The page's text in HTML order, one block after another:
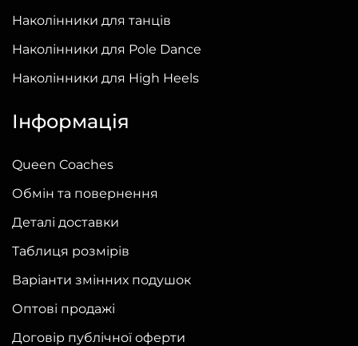
Наколінники для танців
Наколінники для Pole Dance
Наколінники для High Heels
Інформація
Queen Coaches
Обмін та повернення
Деталі доставки
Таблиця розмірів
Варіанти змінних подушок
Оптові продажі
Договір публічної оферти